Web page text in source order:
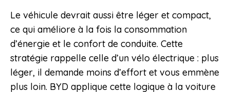
Le véhicule devrait aussi être léger et compact,
ce qui améliore à la fois la consommation
d’énergie et le confort de conduite. Cette
stratégie rappelle celle d’un vélo électrique : plus
léger, il demande moins d’effort et vous emmène
plus loin. BYD applique cette logique à la voiture